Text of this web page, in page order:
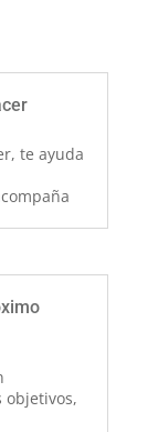
te ayuda
objetivos,